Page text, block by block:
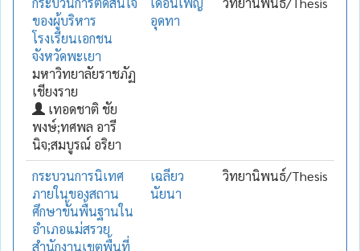
ของผู้บริหาร
โรงเรียนเอกชน
จังหวัดพะเยา
มหาวิทยาลัยราชภัฏ
เชียงราย
เทอดชาติ ชัย
พงษ์;ทศพล อารี
นิจ;สมบูรณ์ อริยา
อุดทา
กระบวนการนิเทศ
ภายในของสถาน
ศึกษาขั้นพื้นฐานใน
อำเภอแม่สรวย
สำนักงานเขตพื้นที่
เฉลียว
นัยนา
วิทยานิพนธ์/Thesis